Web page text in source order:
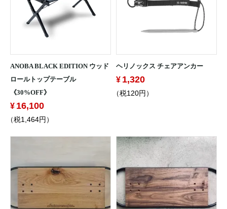
ANOBA BLACK EDITION ウッド
ロールトップテーブル
《30%OFF》
16,100
（税1,464円）
ヘリノックス チェアアンカー
1,320
（税120円）